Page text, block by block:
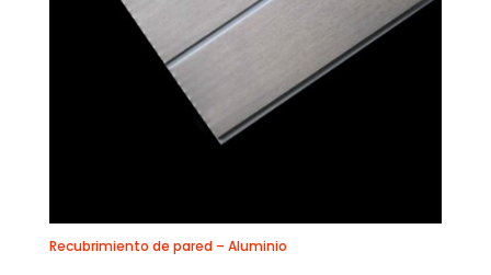
Recubrimiento de pared – Aluminio